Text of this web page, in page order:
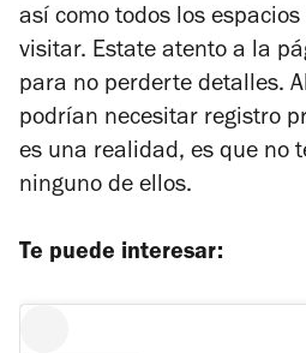
así como todos los
visitar. Estate atento a la
para no perderte detalles.
podrían necesitar registro
es una realidad, es que no
ninguno de ellos.
Te puede interesar: